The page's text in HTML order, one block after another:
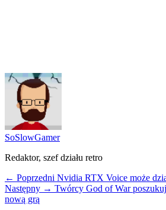
SoSlowGamer
Redaktor, szef działu retro
← Poprzedni Nvidia RTX Voice może
Następny → Twórcy God of War
nową grą